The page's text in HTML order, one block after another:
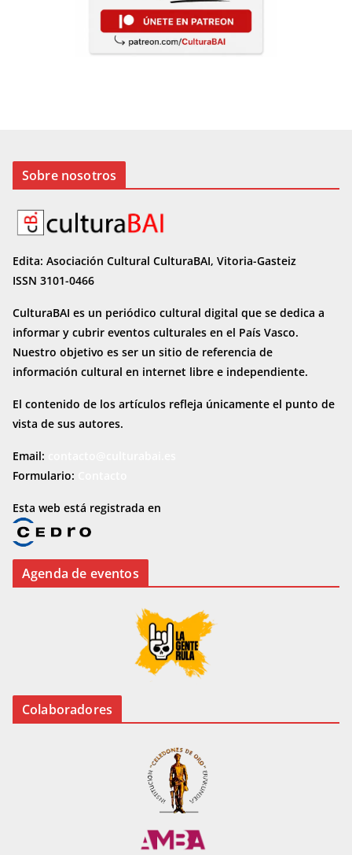
Sobre nosotros
Edita: Asociación Cultural CulturaBAI, Vitoria-Gasteiz
ISSN 3101-0466
CulturaBAI es un periódico cultural digital que se dedica a
informar y cubrir eventos culturales en el País Vasco.
Nuestro objetivo es ser un sitio de referencia de
información cultural en internet libre e independiente.
El contenido de los artículos refleja únicamente el punto de
vista de sus autores.
Email:
Formulario:
Esta web está registrada en
Agenda de eventos
Colaboradores